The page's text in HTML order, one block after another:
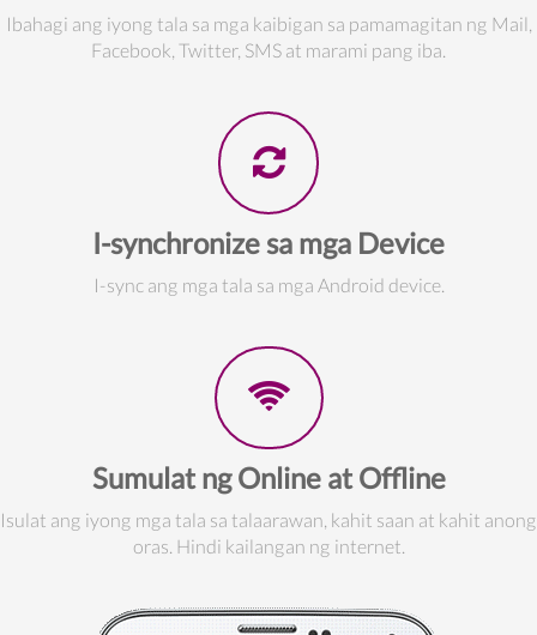
Ibahagi ang iyong tala sa mga kaibigan sa pamamagitan ng Mail,
Facebook, Twitter, SMS at marami pang iba.
I-synchronize sa mga Device
I-sync ang mga tala sa mga Android device.
Sumulat ng Online at Offline
Isulat ang iyong mga tala sa talaarawan, kahit saan at kahit anong
oras. Hindi kailangan ng internet.